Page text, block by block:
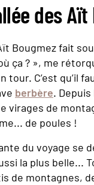
des
Bougmez fait
ça ? », me
tour. C’est qu’il
berbère.
virages de
de poules !
du voyage se
la plus belle...
de montagnes,